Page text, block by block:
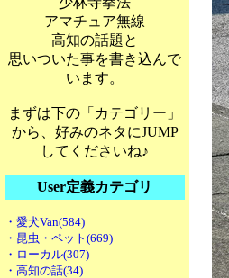
アマチュア無線
高知の話題と
思いついた事を書き込んで
います。
まずは下の「カテゴリー」
から、好みのネタにJUMP
してくださいね♪
User定義カテゴリ
・愛犬Van(584)
・昆虫・ペット(669)
・ローカル(307)
・高知の話(34)